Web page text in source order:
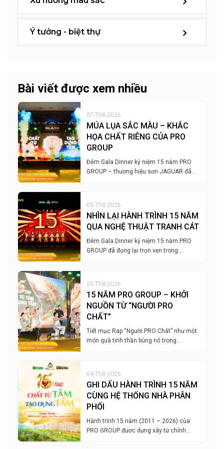
Ý tưởng - biệt thự
Bài viết được xem nhiều
07-Th8-2026
MÚA LỤA SẮC MÀU – KHẮC
HỌA CHẤT RIÊNG CỦA PRO
GROUP
Đêm Gala Dinner kỷ niệm 15 năm PRO
GROUP – thương hiệu sơn JAGUAR đã…
05-Th8-2026
NHÌN LẠI HÀNH TRÌNH 15 NĂM
QUA NGHỆ THUẬT TRANH CÁT
Đêm Gala Dinner kỷ niệm 15 năm PRO
GROUP đã đọng lại trọn vẹn trong…
05-Th8-2026
15 NĂM PRO GROUP – KHỞI
NGUỒN TỪ “NGƯỜI PRO
CHẤT”
Tiết mục Rap “Người PRO Chất” như một
món quà tinh thần bùng nổ trong…
04-Th8-2026
GHI DẤU HÀNH TRÌNH 15 NĂM
CÙNG HỆ THỐNG NHÀ PHÂN
PHỐI
Hành trình 15 năm (2011 – 2026) của
PRO GROUP được dựng xây từ chính…